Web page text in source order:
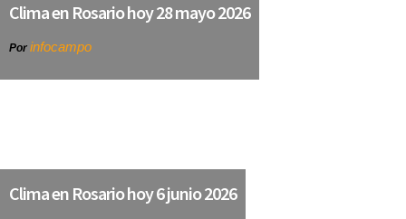
Clima en Rosario hoy 28 mayo 2026
Por infocampo
Clima en Rosario hoy 6 junio 2026